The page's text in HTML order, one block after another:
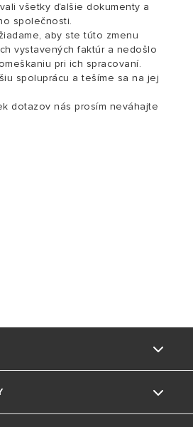
všetky ďalšie dokumenty a
společnosti.
aby ste túto zmenu
vystavených faktúr a nedošlo
pri ich spracovaní.
spoluprácu a tešíme sa na jej
dotazov nás prosím neváhajte